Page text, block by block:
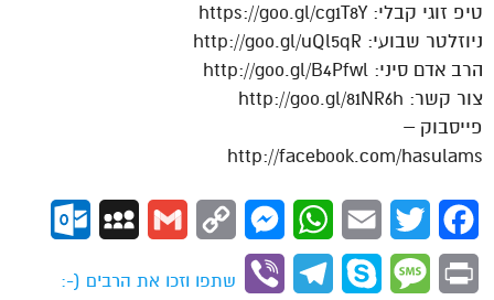
טיפ זוגי קבלי: https://goo.gl/cg1T8Y
ניוזלטר שבועי: http://goo.gl/uQl5qR
הרב אדם סיני: http://goo.gl/B4Pfwl
צור קשר: http://goo.gl/81NR6h
פייסבוק –
http://facebook.com/hasulams
Facebook
Twitter
Email
WhatsApp
Messenger
Copy
Gmail
MySpace
Print
Message
Skype
Telegram
Viber
שתפו וזכו את הרבים (-: